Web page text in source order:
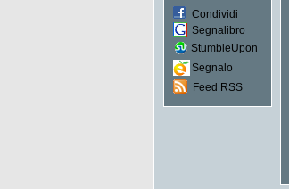
Condividi
Segnalibro
StumbleUpon
Segnalo
Feed RSS